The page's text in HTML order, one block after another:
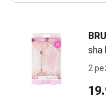
naso
Tessuti
Cura
sha
2